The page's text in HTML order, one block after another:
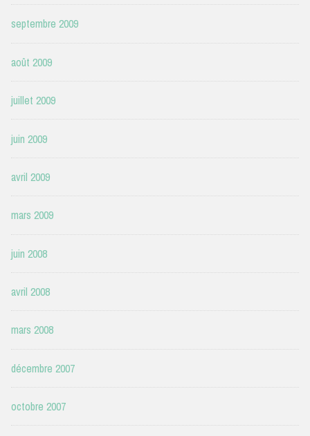
septembre 2009
août 2009
juillet 2009
juin 2009
avril 2009
mars 2009
juin 2008
avril 2008
mars 2008
décembre 2007
octobre 2007